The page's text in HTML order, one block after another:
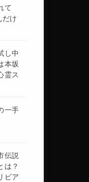
て
だけ
し中
本坂
霊ス
一手
伝説
は？
ビア